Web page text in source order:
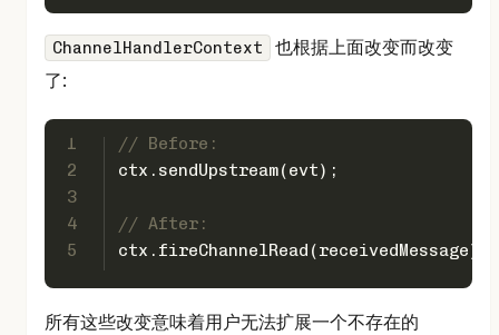
ChannelHandlerContext
也根据上面改变而改变
了:
1
2
3
4
5
// Before:
ctx.sendUpstream(evt);
// After:
ctx.fireChannelRead(receivedMessage);
所有这些改变意味着用户无法扩展一个不存在的